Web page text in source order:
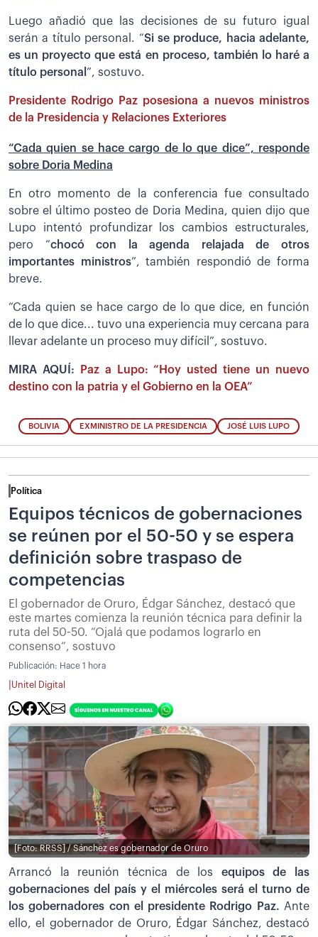
Luego añadió que las decisiones de su futuro igual
serán a título personal. “Si se produce, hacia adelante,
es un proyecto que está en proceso, también lo haré a
título personal ”, sostuvo.
Presidente Rodrigo Paz posesiona a nuevos ministros
de la Presidencia y Relaciones Exteriores
“Cada quien se hace cargo de lo que dice”, responde
sobre Doria Medina
En otro momento de la conferencia fue consultado
sobre el último posteo de Doria Medina, quien dijo que
Lupo intentó profundizar los cambios estructurales,
pero “chocó con la agenda relajada de otros
importantes ministros”, también respondió de forma
breve.
“Cada quien se hace cargo de lo que dice, en función
de lo que dice... tuvo una experiencia muy cercana para
llevar adelante un proceso muy difícil”, sostuvo.
MIRA AQUÍ:
Paz a Lupo: “Hoy usted tiene un nuevo
destino con la patria y el Gobierno en la OEA”
BOLIVIA EXMINISTRO DE LA PRESIDENCIA JOSÉ LUIS LUPO
Política
Equipos técnicos de gobernaciones
se reúnen por el 50-50 y se espera
definición sobre traspaso de
competencias
El gobernador de Oruro, Édgar Sánchez, destacó que
este martes comienza la reunión técnica para definir la
ruta del 50-50. “Ojalá que podamos lograrlo en
consenso”, sostuvo
Publicación: Hace 1 hora
Unitel Digital
[Foto: RRSS] / Sánchez es gobernador de Oruro
Arrancó la reunión técnica de los equipos de las
gobernaciones del país y el miércoles será el turno de
los gobernadores con el presidente Rodrigo Paz. Ante
ello, el gobernador de Oruro, Édgar Sánchez, destacó